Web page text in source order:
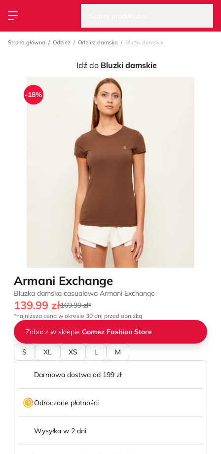
Przełącz menu
Strona główna Odzież Odzież damska Bluzki damskie
Idź do Bluzki damskie
-18%
Armani Exchange
Bluzka damska casualowa Armani Exchange
139.99 zł169.99 zł*
*najniższa cena w okresie 30 dni przed obniżką
Zobacz w sklepie Gomez Fashion Store
S XL XS L M
Darmowa dostwa od 199 zł
Odroczone płatności
Wysyłka w 2 dni